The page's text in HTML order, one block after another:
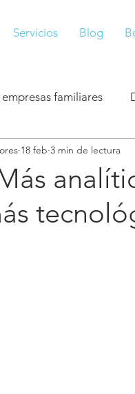
Servicios Blog
empresas familiares
fiscal resolución
18 feb 3 min de lectura